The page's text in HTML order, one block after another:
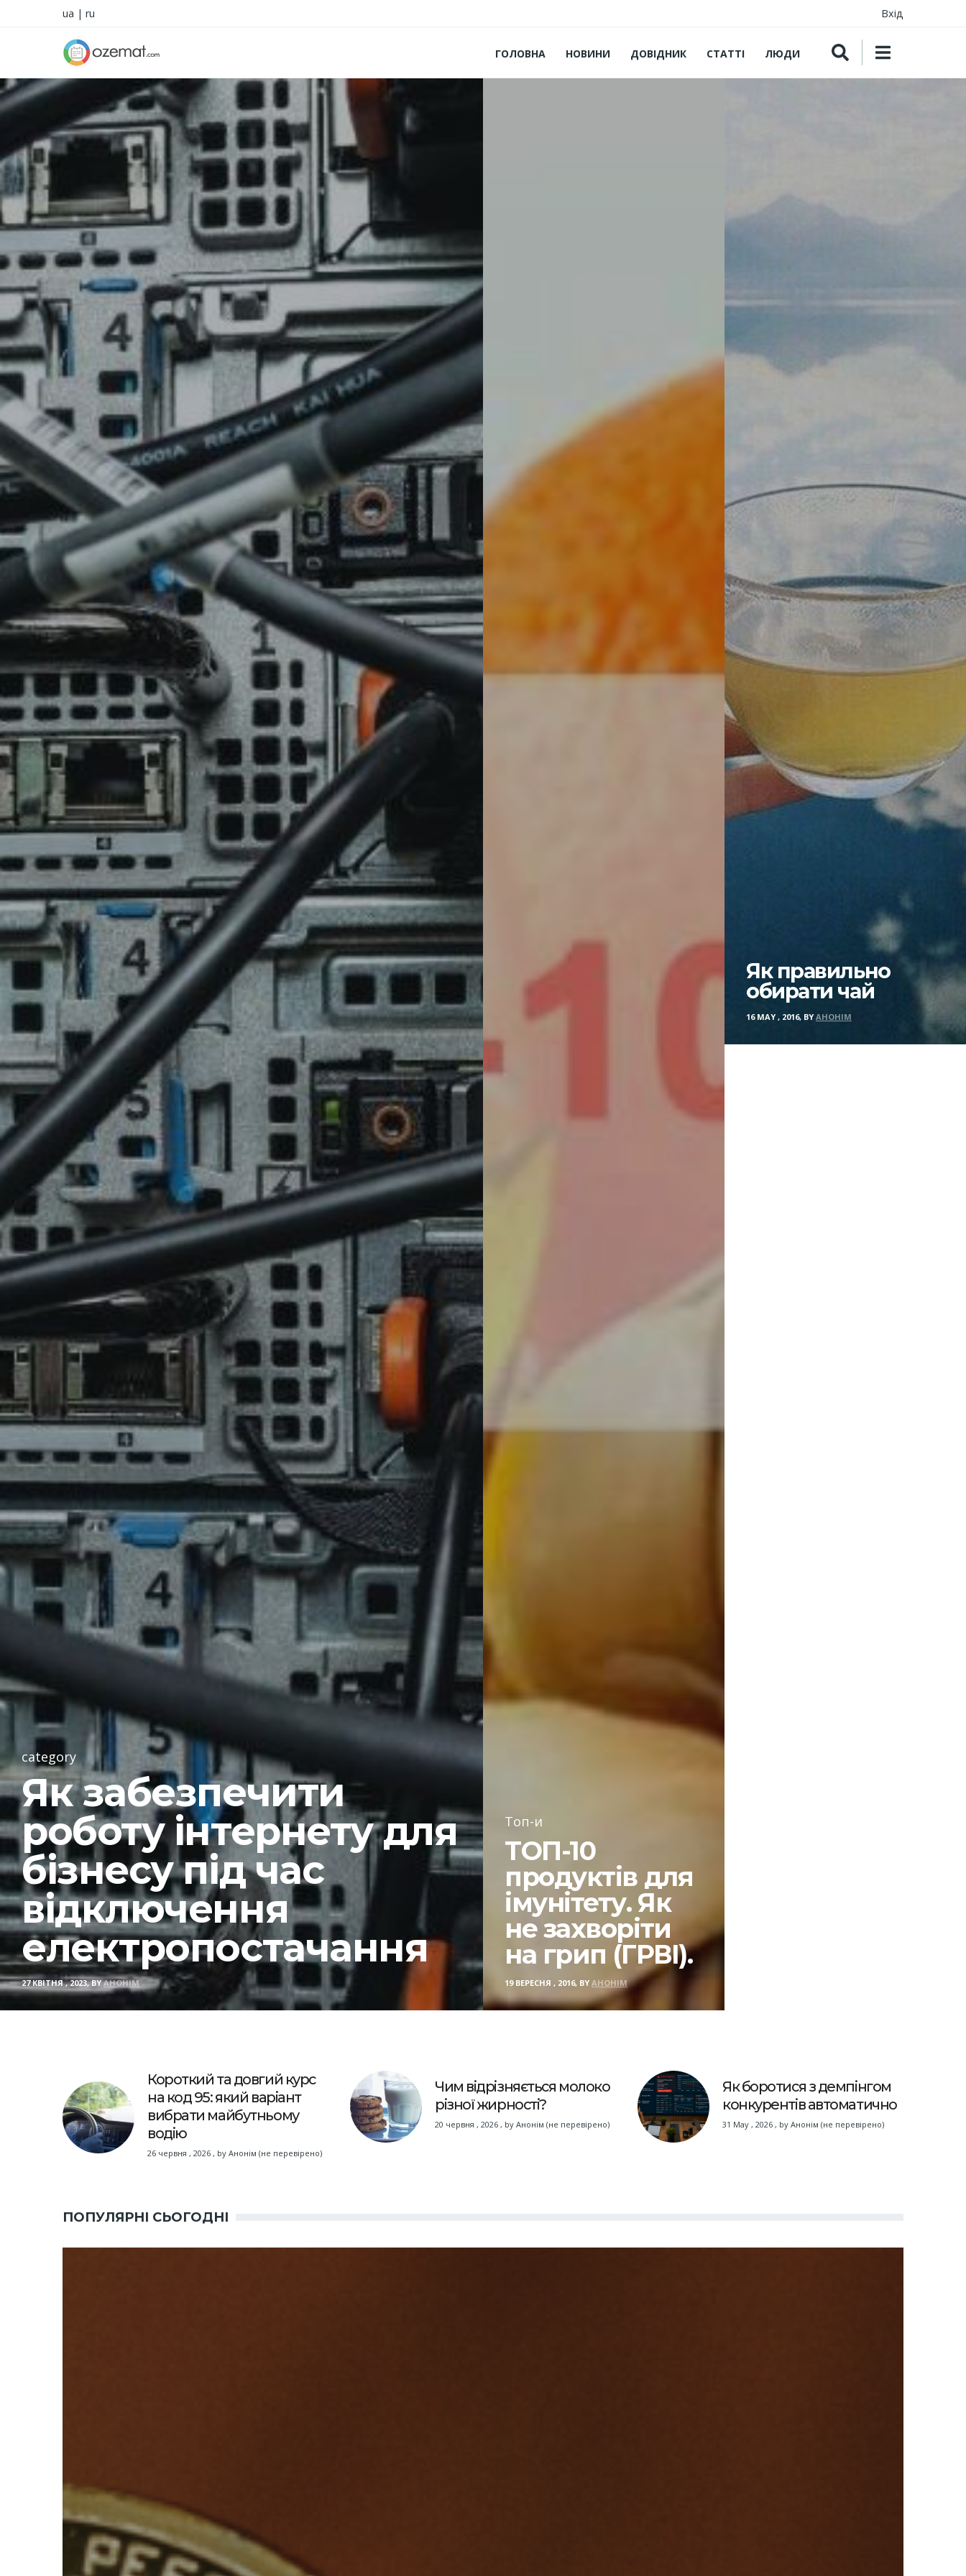
ua | ru Вхід
ГОЛОВНА НОВИНИ ДОВІДНИК СТАТТІ ЛЮДИ
category
Як забезпечити
роботу інтернету для
бізнесу під час
відключення
електропостачання
27 КВІТНЯ , 2023, BYАНОНІМ
Топ-и
ТОП-10
продуктів для
імунітету. Як
не захворіти
на грип (ГРВІ).
19 ВЕРЕСНЯ , 2016, BY АНОНІМ
Як правильно
обирати чай
16 MAY , 2016, BY АНОНІМ
Короткий та довгий курс
на код 95: який варіант
вибрати майбутньому
водію
26 червня , 2026 , by Анонім (не перевірено)
Чим відрізняється молоко
різної жирності?
20 червня , 2026, by Анонім (не перевірено)
Як боротися з демпінгом
конкурентів автоматично
31 May , 2026, by Анонім (не перевірено)
ПОПУЛЯРНІ СЬОГОДНІ